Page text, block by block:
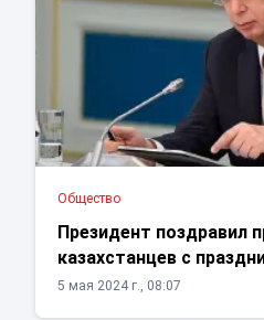
Общество
Президент поздравил
казахстанцев с
5 мая 2024 г., 08:07